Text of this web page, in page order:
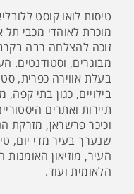
טיסות לואו קוסט
מוכרת לאוהדי מכבי תל
זוכה להצלחה רבה בקרב
מבוגרים, וסטודנטים.
בעלת אווירה כפרית,
בילויים, כגון בתי
תיירות ואתרים
וכיכר פרשראן, מזרקת
שנערך בעיר מדי יום,
העיר, מוזיאון האומנות
הלאומית ועוד.